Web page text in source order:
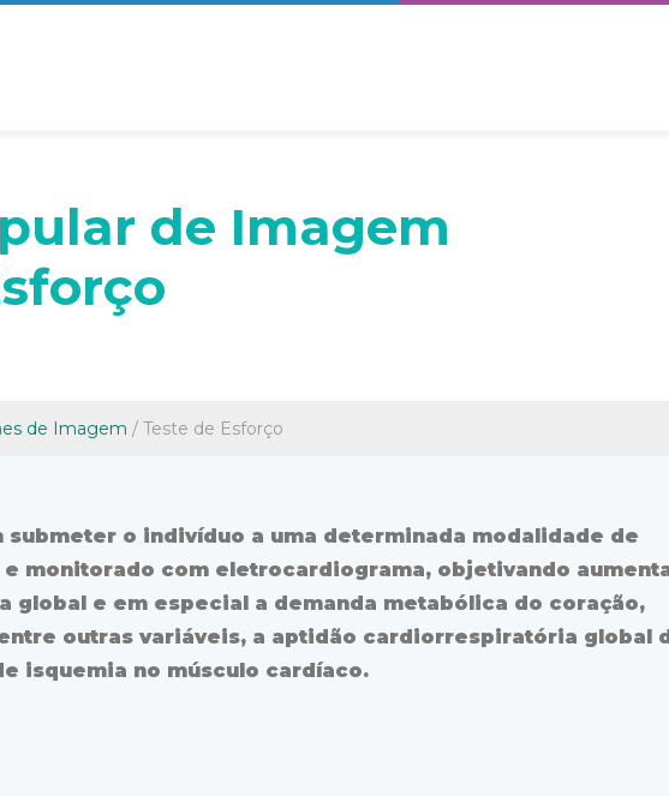
de Imagem
de Imagem / Teste de Esforço
submeter o indivíduo a uma determinada modalidade de
monitorado com eletrocardiograma, objetivando
global e em especial a demanda metabólica do coração,
outras variáveis, a aptidão cardiorrespiratória global
isquemia no músculo cardíaco.